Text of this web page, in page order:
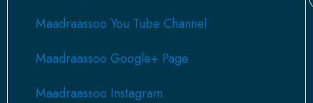
Maadraassoo You Tube Channel
Maadraassoo Google+ Page
Maadraassoo Instagram